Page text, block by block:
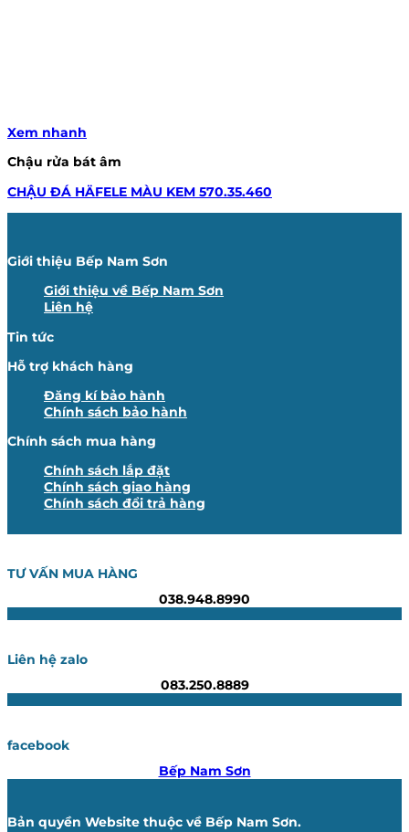
Xem nhanh
Chậu rửa bát âm
CHẬU ĐÁ HÄFELE MÀU KEM 570.35.460
Giới thiệu Bếp Nam Sơn
Giới thiệu về Bếp Nam Sơn
Liên hệ
Tin tức
Hỗ trợ khách hàng
Đăng kí bảo hành
Chính sách bảo hành
Chính sách mua hàng
Chính sách lắp đặt
Chính sách giao hàng
Chính sách đổi trả hàng
TƯ VẤN MUA HÀNG
038.948.8990
Liên hệ zalo
083.250.8889
facebook
Bếp Nam Sơn
Bản quyền Website thuộc về Bếp Nam Sơn.